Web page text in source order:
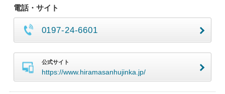
電話・サイト
0197-24-6601
公式サイト
https://www.hiramasanhujinka.jp/